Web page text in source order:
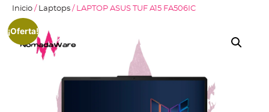
Inicio / Laptops / LAPTOP ASUS TUF A15 FA506IC
¡Oferta!